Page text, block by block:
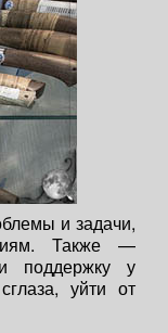
и задачи,
Также —
поддержку у
уйти от